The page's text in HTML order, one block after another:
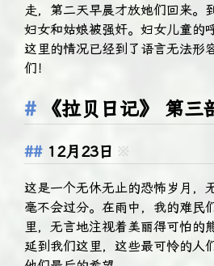
走，第二天早晨才放她们回来。
妇女和姑娘被强奸。妇女儿童的
这里的情况已经到了语言无法形
们！
《拉贝日记》 第三
12月23日 ※
这是一个无休无止的恐怖岁月，
毫不会过分。在雨中，我的难民
里，无言地注视着美丽得可怕的
延到我们这里，这些最可怜的人